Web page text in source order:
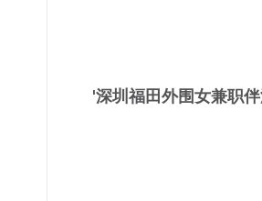
'深圳福田外围女兼职